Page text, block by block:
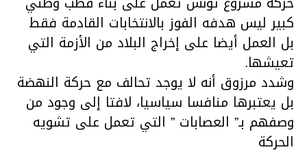
كبير ليس هدفه الفوز بالانتخابات القادمة فقط
بل العمل أيضا على إخراج البلاد من الأزمة التي
تعيشها.
وشدد مرزوق أنه لا يوجد تحالف مع حركة النهضة
بل يعتبرها منافسا سياسيا، لافتا إلى وجود من
وصفهم بـ” العصابات ” التي تعمل على تشويه
الحركة